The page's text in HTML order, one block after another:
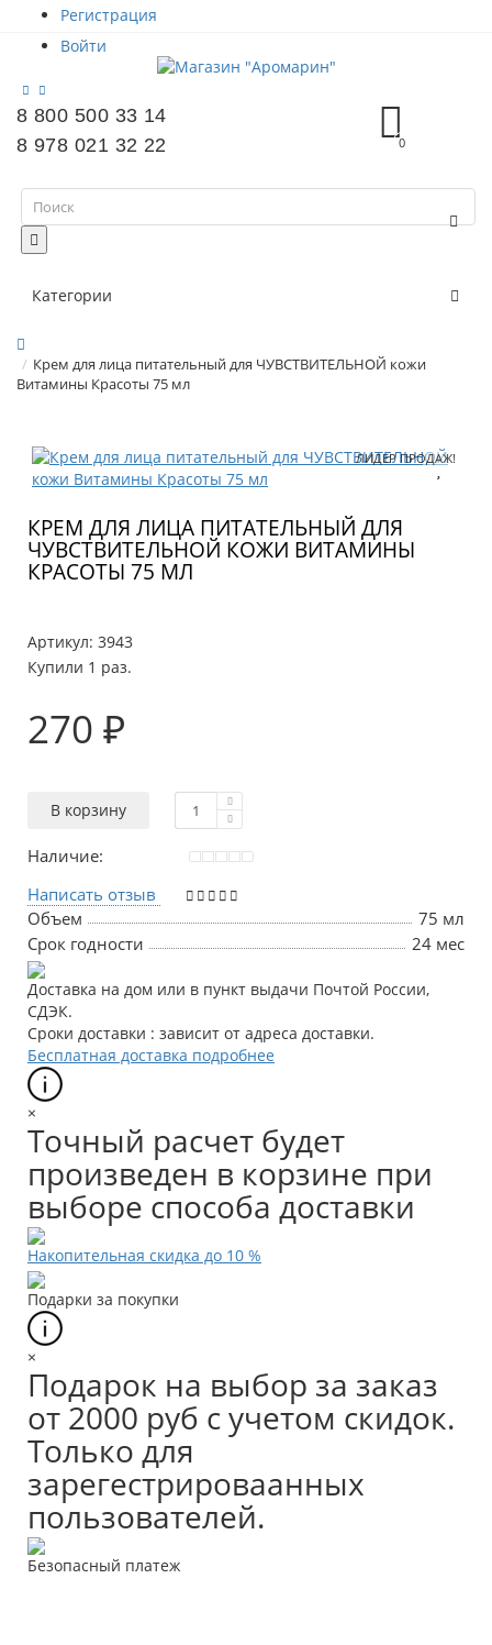
Регистрация
Войти
8 800 500 33 14
8 978 021 32 22
0
Категории
Крем для лица питательный для ЧУВСТВИТЕЛЬНОЙ кожи
Витамины Красоты 75 мл
ЛИДЕР ПРОДАЖ!
КРЕМ ДЛЯ ЛИЦА ПИТАТЕЛЬНЫЙ ДЛЯ
ЧУВСТВИТЕЛЬНОЙ КОЖИ ВИТАМИНЫ
КРАСОТЫ 75 МЛ
Артикул: 3943
Купили 1 раз.
270 ₽
В корзину
Наличие:
Написать отзыв
Объем
75 мл
Срок годности
24 мес
Доставка на дом или в пункт выдачи Почтой России,
СДЭК.
Сроки доставки : зависит от адреса доставки.
Бесплатная доставка подробнее
×
Точный расчет будет
произведен в корзине при
выборе способа доставки
Накопительная скидка до 10 %
Подарки за покупки
×
Подарок на выбор за заказ
от 2000 руб с учетом скидок.
Только для
зарегестрироваанных
пользователей.
Безопасный платеж